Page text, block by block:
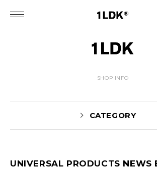
SHOP INFO
CATEGORY
UNIVERSAL PRODUCTS NEWS